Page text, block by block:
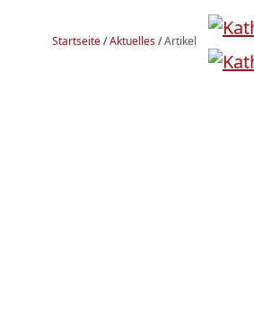
Startseite/Aktuelles/Artikel